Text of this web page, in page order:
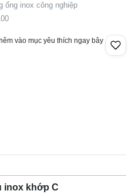
ống inox công nghiệp
vào mục yêu thích ngay bây
inox khớp C